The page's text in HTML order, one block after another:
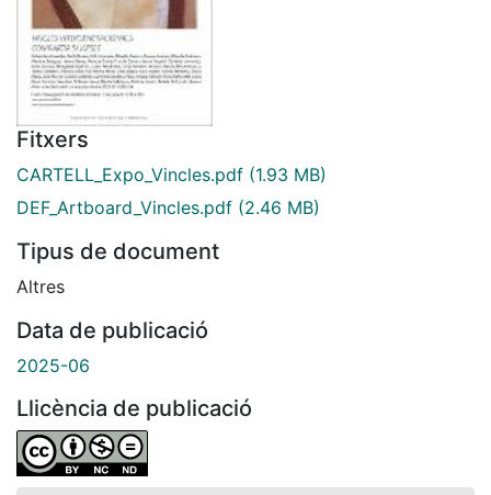
Fitxers
CARTELL_Expo_Vincles.pdf (1.93 MB)
DEF_Artboard_Vincles.pdf (2.46 MB)
Tipus de document
Altres
Data de publicació
2025-06
Llicència de publicació